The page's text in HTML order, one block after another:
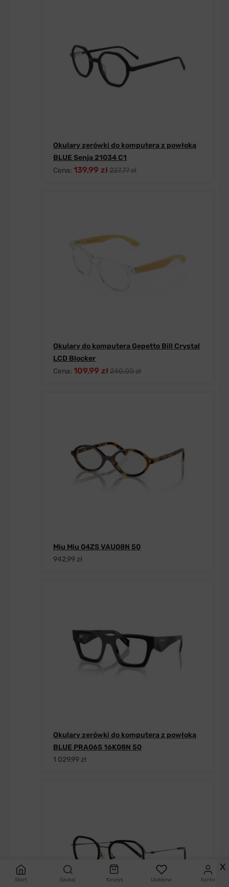
Start Szukaj Koszyk Ulubione Konto
Okulary zerówki do komputera z powłoką
BLUE Senja 21034 C1
Cena: 139,99 zł227,77 zł
Okulary do komputera Gepetto Bill Crystal
LCD Blocker
Cena: 109,99 zł240,00 zł
Miu Miu 04ZS VAU08N 50
942,99 zł
Okulary zerówki do komputera z powłoką
BLUE PRA06S 16K08N 50
1 029,99 zł
X